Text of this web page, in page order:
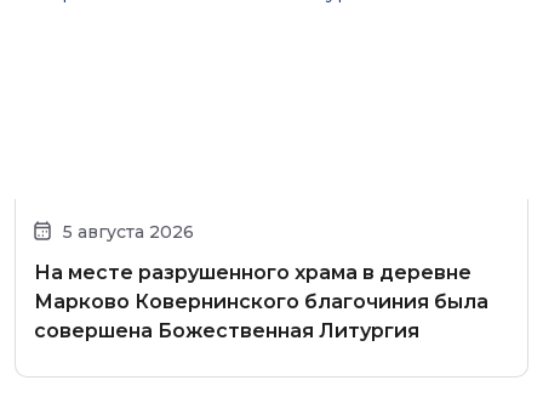
5 августа 2026
На месте разрушенного храма в деревне
Марково Ковернинского благочиния была
совершена Божественная Литургия